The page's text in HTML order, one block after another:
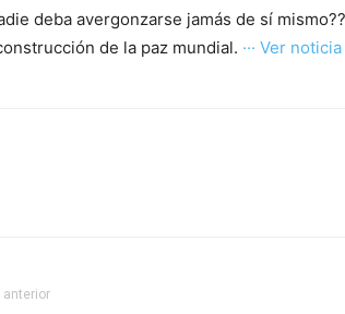
deba avergonzarse jamás de sí
de la paz mundial. ··· Ver noticia
anterior